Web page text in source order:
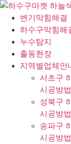
콘
변기막힘해결
하수구막힘해
누수탐지
출동현장
지역별업체안
서초구
시공방법
성북구
시공방법
송파구
시공방법